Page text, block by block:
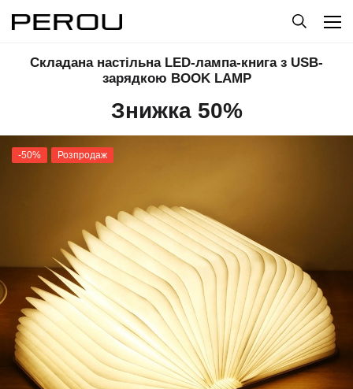
Складана настільна LED-лампа-книга з USB-
зарядкою BOOK LAMP
Знижка 50%
-50% Розпродаж